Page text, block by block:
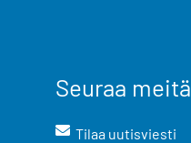
Seuraa meitä
Tilaa uutisviesti